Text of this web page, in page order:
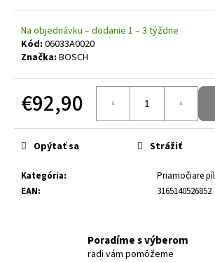
Na objednávku – dodanie 1 – 3 týždne
Kód: 06033A0020
Značka: BOSCH
€92,90
Kategória:
Priamočiare
EAN: 3165140526852
Opýtať sa Strážiť
Poradíme s výberom
radi vám pomôžeme